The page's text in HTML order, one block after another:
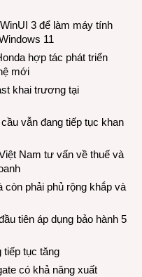
3 để làm máy tính
11
hợp tác phát triển
mới
khai trương tại
vẫn đang tiếp tục khan
Nam tư vấn về thuế và
còn phải phủ rộng khắp và
tiên áp dụng bảo hành 5
tiếp tục tăng
có khả năng xuất